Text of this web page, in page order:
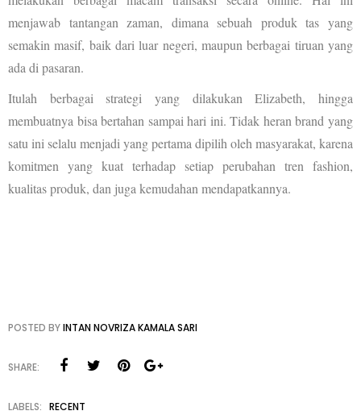
menjawab tantangan zaman, dimana sebuah produk tas yang
semakin masif, baik dari luar negeri, maupun berbagai tiruan yang
ada di pasaran.
Itulah berbagai strategi yang dilakukan Elizabeth, hingga
membuatnya bisa bertahan sampai hari ini. Tidak heran brand yang
satu ini selalu menjadi yang pertama dipilih oleh masyarakat, karena
komitmen yang kuat terhadap setiap perubahan tren fashion,
kualitas produk, dan juga kemudahan mendapatkannya.
POSTED BYINTAN NOVRIZA KAMALA SARI
SHARE:
LABELS: RECENT